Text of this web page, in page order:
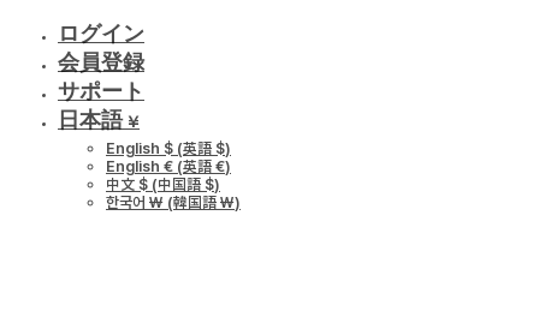
ログイン
会員登録
サポート
日本語 ¥
English $ (英語 $)
English € (英語 €)
中文 $ (中国語 $)
한국어 ￦ (韓国語 ￦)